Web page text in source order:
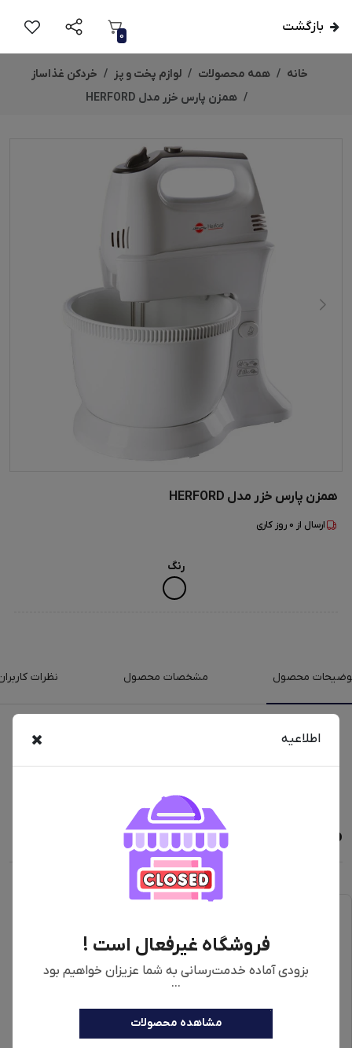
اطلاعیه
فروشگاه غیرفعال است !
بزودی آماده خدمت‌رسانی به شما عزیزان خواهیم بود
...
مشاهده محصولات
بازگشت
0
خانه همه محصولات لوازم پخت و پز
خردکن غذاساز
همزن پارس خزر مدل HERFORD
همزن پارس خزر مدل HERFORD
ارسال از 0 روز کاری
رنگ
محصول مشخصات محصول نظرات
خرید اینترنتی همزن پارس خزر مدل Herford با رنگبندی سفید به همراه
دیجی‌فای
محصولات مشابه